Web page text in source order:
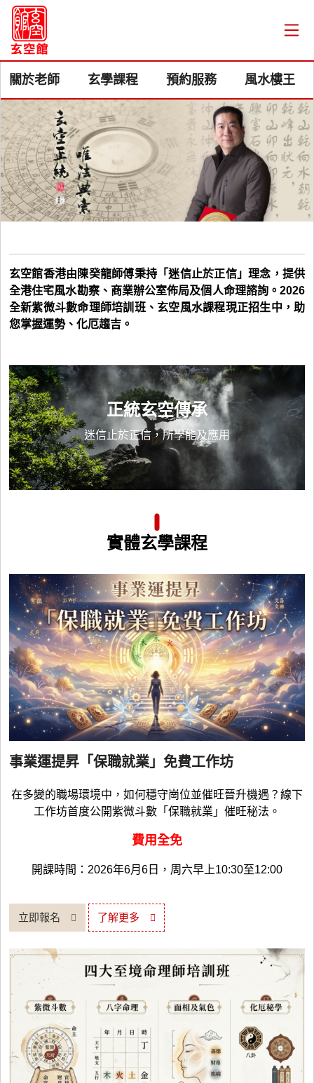
關於老師 玄學課程 預約服務 風水樓王
玄空館香港由陳癸龍師傅秉持「迷信止於正信」理念，提供
全港住宅風水勘察、商業辦公室佈局及個人命理諮詢。2026
全新紫微斗數命理師培訓班、玄空風水課程現正招生中，助
您掌握運勢、化厄趨吉。
正統玄空傳承
迷信止於正信，所學能及應用
實體玄學課程
事業運提昇「保職就業」免費工作坊
在多變的職場環境中，如何穩守崗位並催旺晉升機遇？線下
工作坊首度公開紫微斗數「保職就業」催旺秘法。
費用全免
開課時間：2026年6月6日，周六早上10:30至12:00
立即報名 了解更多